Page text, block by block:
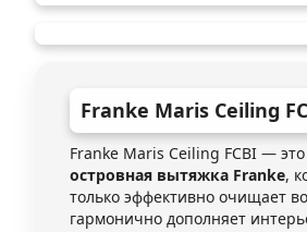
Franke Maris Ceiling
Franke Maris Ceiling FCBI —
островная вытяжка Franke,
только эффективно очищает
гармонично дополняет